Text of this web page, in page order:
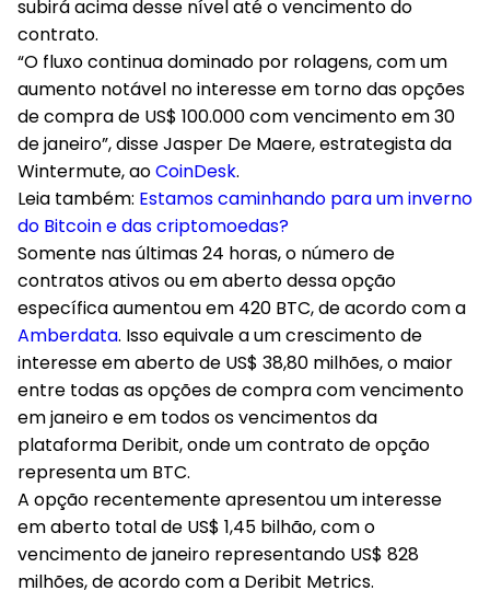
subirá acima desse nível até o vencimento do
contrato.
“O fluxo continua dominado por rolagens, com um
aumento notável no interesse em torno das opções
de compra de US$ 100.000 com vencimento em 30
de janeiro”, disse Jasper De Maere, estrategista da
Wintermute, aoCoinDesk.
Leia também: Estamos caminhando para um inverno
do Bitcoin e das criptomoedas?
Somente nas últimas 24 horas, o número de
contratos ativos ou em aberto dessa opção
específica aumentou em 420 BTC, de acordo com a
Amberdata. Isso equivale a um crescimento de
interesse em aberto de US$ 38,80 milhões, o maior
entre todas as opções de compra com vencimento
em janeiro e em todos os vencimentos da
plataforma Deribit, onde um contrato de opção
representa um BTC.
A opção recentemente apresentou um interesse
em aberto total de US$ 1,45 bilhão, com o
vencimento de janeiro representando US$ 828
milhões, de acordo com a Deribit Metrics.